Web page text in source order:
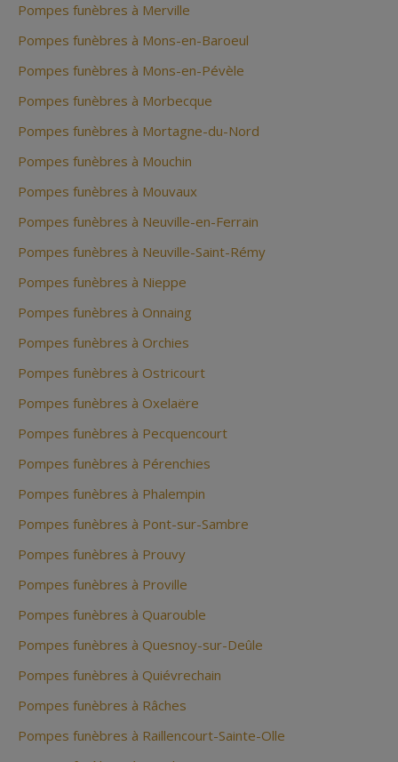
Pompes funèbres à Merville
Pompes funèbres à Mons-en-Baroeul
Pompes funèbres à Mons-en-Pévèle
Pompes funèbres à Morbecque
Pompes funèbres à Mortagne-du-Nord
Pompes funèbres à Mouchin
Pompes funèbres à Mouvaux
Pompes funèbres à Neuville-en-Ferrain
Pompes funèbres à Neuville-Saint-Rémy
Pompes funèbres à Nieppe
Pompes funèbres à Onnaing
Pompes funèbres à Orchies
Pompes funèbres à Ostricourt
Pompes funèbres à Oxelaëre
Pompes funèbres à Pecquencourt
Pompes funèbres à Pérenchies
Pompes funèbres à Phalempin
Pompes funèbres à Pont-sur-Sambre
Pompes funèbres à Prouvy
Pompes funèbres à Proville
Pompes funèbres à Quarouble
Pompes funèbres à Quesnoy-sur-Deûle
Pompes funèbres à Quiévrechain
Pompes funèbres à Râches
Pompes funèbres à Raillencourt-Sainte-Olle